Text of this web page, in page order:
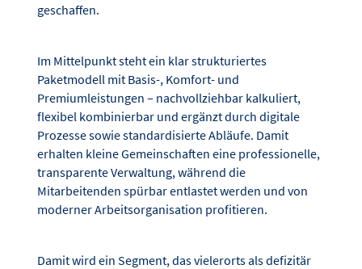
geschaffen.
Im Mittelpunkt steht ein klar strukturiertes
Paketmodell mit Basis-, Komfort- und
Premiumleistungen – nachvollziehbar kalkuliert,
flexibel kombinierbar und ergänzt durch digitale
Prozesse sowie standardisierte Abläufe. Damit
erhalten kleine Gemeinschaften eine professionelle,
transparente Verwaltung, während die
Mitarbeitenden spürbar entlastet werden und von
moderner Arbeitsorganisation profitieren.
Damit wird ein Segment, das vielerorts als defizitär